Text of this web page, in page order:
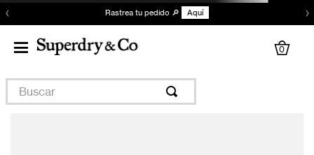
‹ Rastrea tu pedido 🔎 Aquí ›
0
Buscar